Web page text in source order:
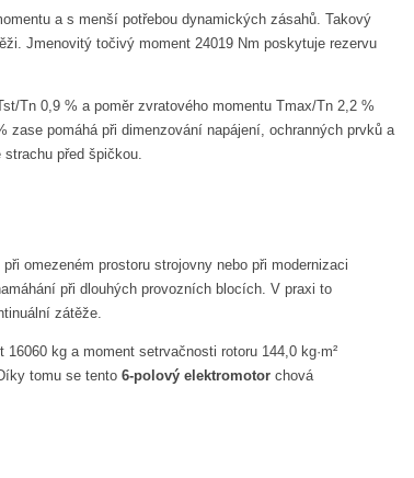
a s menší potřebou dynamických zásahů. Takový
Jmenovitý točivý moment 24019 Nm poskytuje rezervu
Tn 0,9 % a poměr zvratového momentu Tmax/Tn 2,2 %
pomáhá při dimenzování napájení, ochranných prvků a
před špičkou.
omezeném prostoru strojovny nebo při modernizaci
při dlouhých provozních blocích. V praxi to
zátěže.
kg a moment setrvačnosti rotoru 144,0 kg·m²
tomu se tento 6-polový elektromotor chová